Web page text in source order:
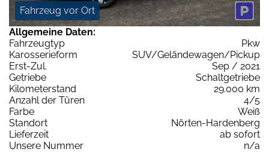
Fahrzeug vor Ort
Allgemeine Daten:
Fahrzeugtyp
Pkw
Karosserieform
SUV/Geländewagen/Pickup
Erst-Zul.
Sep / 2021
Getriebe
Schaltgetriebe
Kilometerstand
29.000 km
Anzahl der Türen
4/5
Farbe
Weiß
Standort
Nörten-Hardenberg
Lieferzeit
ab sofort
Unsere Nummer
n/a